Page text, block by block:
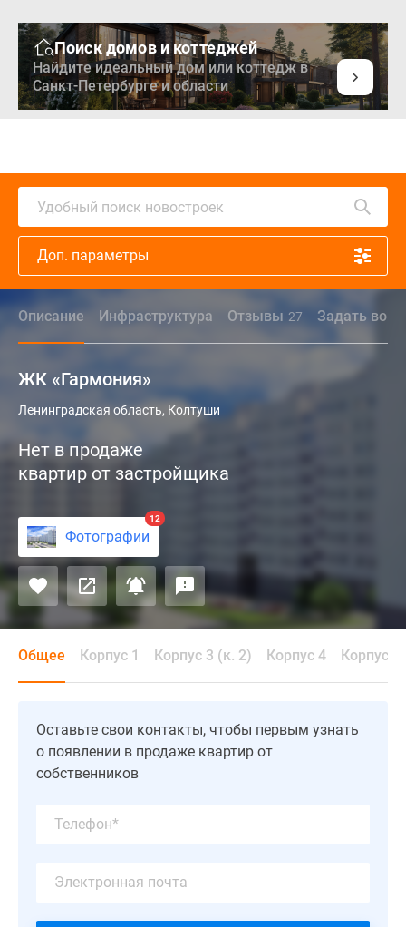
Поиск домов и коттеджей
Найдите идеальный дом или коттедж в
Санкт-Петербурге и области
Удобный поиск новостроек
Доп. параметры
Описание Инфраструктура Отзывы 27 Задать
ЖК «Гармония»
Жилой
«Гармония»
расположен
поселке
Колтуши
(Ленинградская
область,
Всеволожский
район).
Первые
построены
введены
эксплуатацию.
Ленинградская область, Колтуши
Нет в продаже
квартир от застройщика
Фотографии
12
Общее Корпус 1 Корпус 3 (к. 2) Корпус 4 Корпус 5
Оставьте свои контакты, чтобы первым узнать
о появлении в продаже квартир от
собственников